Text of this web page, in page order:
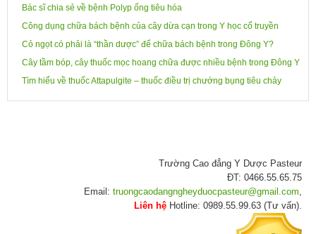
Bác sĩ chia sẻ về bệnh Polyp ống tiêu hóa
Công dụng chữa bách bệnh của cây dừa cạn trong Y học cổ truyền
Cỏ ngọt có phải là “thần dược” để chữa bách bệnh trong Đông Y?
Cây tầm bóp, cây thuốc mọc hoang chữa được nhiều bệnh trong Đông Y
Tìm hiểu về thuốc Attapulgite – thuốc điều trị chướng bụng tiêu chảy
Trường Cao đẳng Y Dược Pasteur
ĐT: 0466.55.65.75
Email: truongcaodangngheyduocpasteur@gmail.com
Liên hệ Hotline: 0989.55.99.63 (Tư vấn).